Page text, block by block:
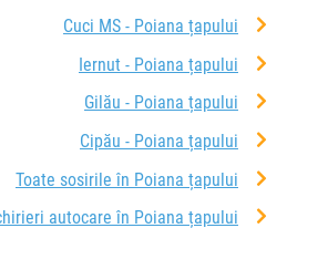
Cuci MS - Poiana țapului
Iernut - Poiana țapului
Gilău - Poiana țapului
Cipău - Poiana țapului
Toate sosirile în Poiana țapului
autocare în Poiana țapului